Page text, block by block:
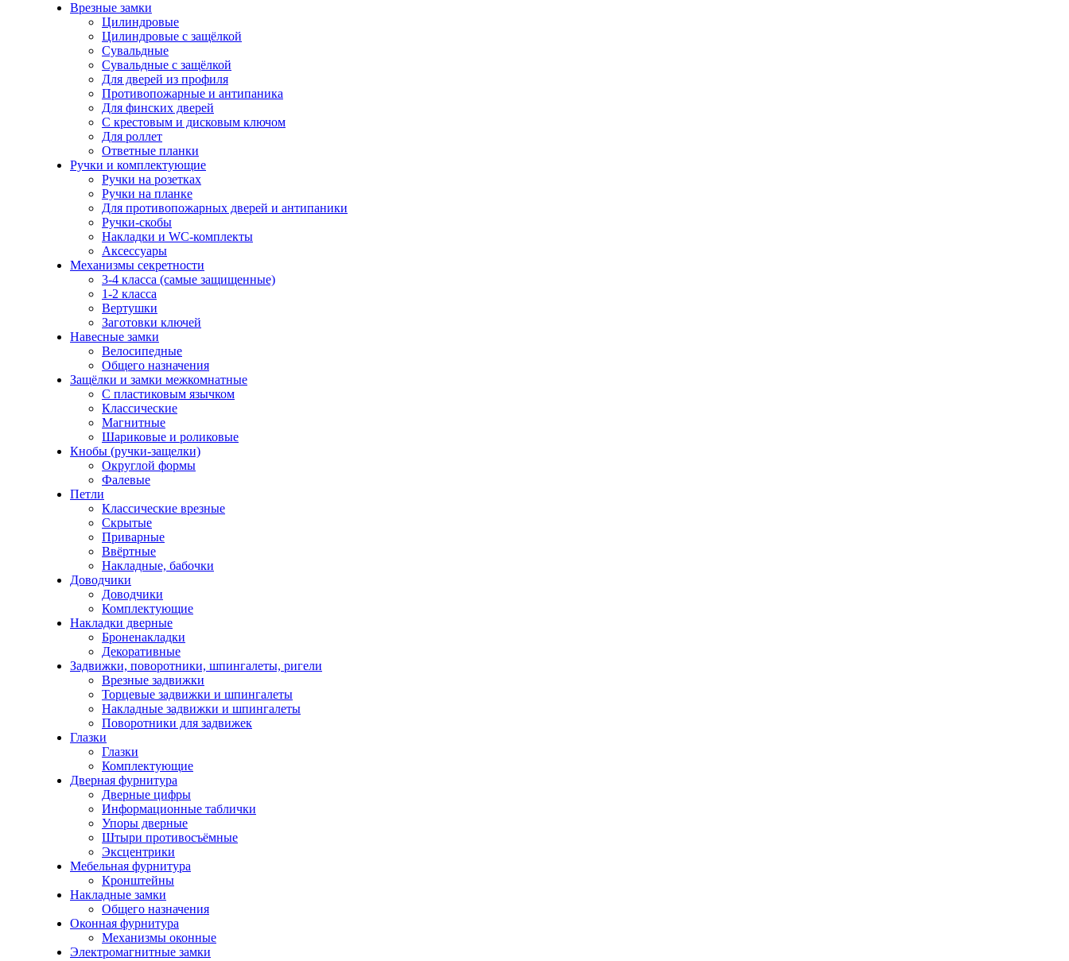
Врезные замки
Цилиндровые
Цилиндровые с защёлкой
Сувальдные
Сувальдные с защёлкой
Для дверей из профиля
Противопожарные и антипаника
Для финских дверей
С крестовым и дисковым ключом
Для роллет
Ответные планки
Ручки и комплектующие
Ручки на розетках
Ручки на планке
Для противопожарных дверей и антипаники
Ручки-скобы
Накладки и WC-комплекты
Аксессуары
Механизмы секретности
3-4 класса (самые защищенные)
1-2 класса
Вертушки
Заготовки ключей
Навесные замки
Велосипедные
Общего назначения
Защёлки и замки межкомнатные
С пластиковым язычком
Классические
Магнитные
Шариковые и роликовые
Кнобы (ручки-защелки)
Округлой формы
Фалевые
Петли
Классические врезные
Скрытые
Приварные
Ввёртные
Накладные, бабочки
Доводчики
Доводчики
Комплектующие
Накладки дверные
Броненакладки
Декоративные
Задвижки, поворотники, шпингалеты, ригели
Врезные задвижки
Торцевые задвижки и шпингалеты
Накладные задвижки и шпингалеты
Поворотники для задвижек
Глазки
Глазки
Комплектующие
Дверная фурнитура
Дверные цифры
Информационные таблички
Упоры дверные
Штыри противосъёмные
Эксцентрики
Мебельная фурнитура
Кронштейны
Накладные замки
Общего назначения
Оконная фурнитура
Механизмы оконные
Электромагнитные замки